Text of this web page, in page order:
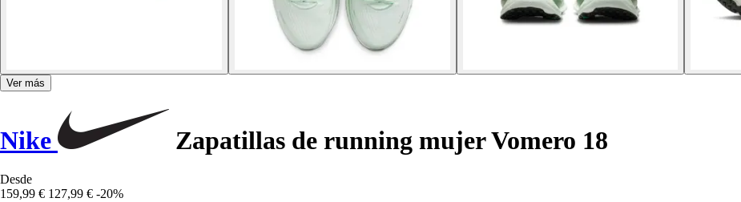
Ver más
Nike Zapatillas de running mujer Vomero 18
Desde
159,99 € 127,99 € -20%